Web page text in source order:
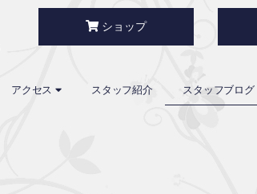
ショップ
アクセス スタッフ紹介 スタッフブログ